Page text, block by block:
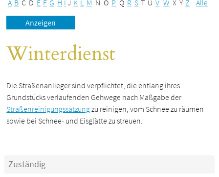
A B C D E F G H I J K L M N O P Q R S T U V W X Y Z Alle
Winterdienst
Die Straßenanlieger sind verpflichtet, die entlang ihres
Grundstücks verlaufenden Gehwege nach Maßgabe der
Straßenreinigungssatzungzu reinigen, vom Schnee zu räumen
sowie bei Schnee- und Eisglätte zu streuen.
Zuständig